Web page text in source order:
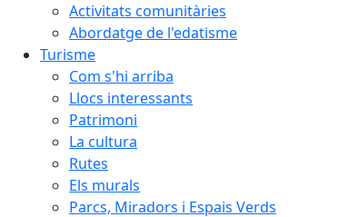
Activitats comunitàries
Abordatge de l'edatisme
Turisme
Com s'hi arriba
Llocs interessants
Patrimoni
La cultura
Rutes
Els murals
Parcs, Miradors i Espais Verds